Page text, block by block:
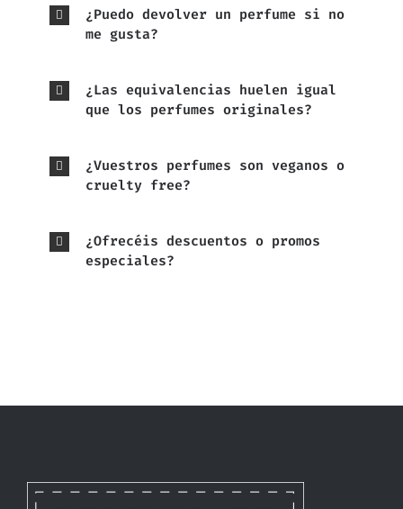
¿Puedo devolver un perfume si no
me gusta?
¿Las equivalencias huelen igual
que los perfumes originales?
¿Vuestros perfumes son veganos o
cruelty free?
¿Ofrecéis descuentos o promos
especiales?